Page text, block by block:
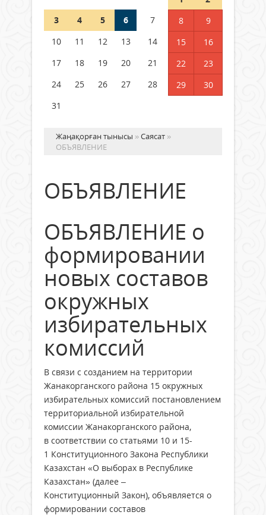
Қысқы демалыс 14 күн: 2026–
каникул кестесі бекітілді
04 тамыз 2026 ж.
3
4 5 6 7 8
9
10
11 12 13 14 15
16
17
18 19 20 21 22
23
24
25 26 27 28 29
30
31
Жаңақорған тынысы »Саясат »
ОБЪЯВЛЕНИЕ
ОБЪЯВЛЕНИЕ
ОБЪЯВЛЕНИЕ о
формировании
новых составов
окружных
избирательных
комиссий
В связи с созданием на территории
Жанакорганского района 15 окружных
избирательных комиссий постановлением
территориальной избирательной
комиссии Жанакорганского района,
в соответствии со статьями 10 и 15-
1 Конституционного Закона Республики
Казахстан «О выборах в Республике
Казахстан» (далее –
Конституционный Закон), объявляется о
формировании составов